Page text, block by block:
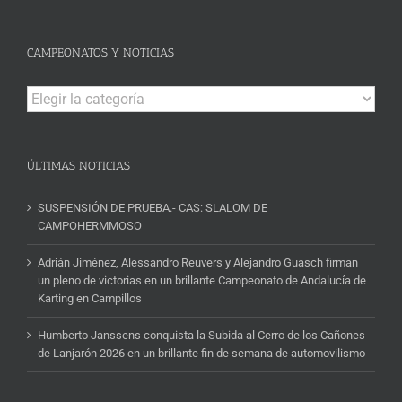
CAMPEONATOS Y NOTICIAS
Campeonatos
y
ÚLTIMAS NOTICIAS
SUSPENSIÓN DE PRUEBA.- CAS: SLALOM DE
CAMPOHERMMOSO
Adrián Jiménez, Alessandro Reuvers y Alejandro Guasch firman
un pleno de victorias en un brillante Campeonato de Andalucía de
Karting en Campillos
Humberto Janssens conquista la Subida al Cerro de los Cañones
de Lanjarón 2026 en un brillante fin de semana de automovilismo